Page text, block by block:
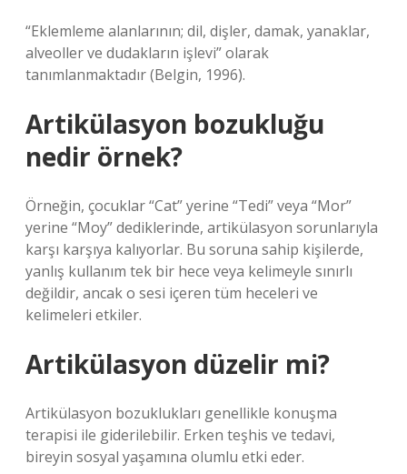
“Eklemleme alanlarının; dil, dişler, damak, yanaklar,
alveoller ve dudakların işlevi” olarak
tanımlanmaktadır (Belgin, 1996).
Artikülasyon bozukluğu
nedir örnek?
Örneğin, çocuklar “Cat” yerine “Tedi” veya “Mor”
yerine “Moy” dediklerinde, artikülasyon sorunlarıyla
karşı karşıya kalıyorlar. Bu soruna sahip kişilerde,
yanlış kullanım tek bir hece veya kelimeyle sınırlı
değildir, ancak o sesi içeren tüm heceleri ve
kelimeleri etkiler.
Artikülasyon düzelir mi?
Artikülasyon bozuklukları genellikle konuşma
terapisi ile giderilebilir. Erken teşhis ve tedavi,
bireyin sosyal yaşamına olumlu etki eder.